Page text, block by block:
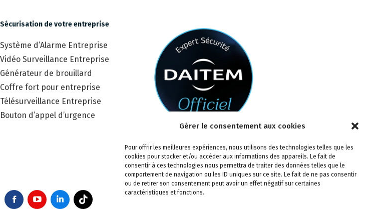
Gérer le consentement aux cookies
Pour offrir les meilleures expériences, nous utilisons des technologies telles que les
cookies pour stocker et/ou accéder aux informations des appareils. Le fait de
consentir à ces technologies nous permettra de traiter des données telles que le
comportement de navigation ou les ID uniques sur ce site. Le fait de ne pas consentir
ou de retirer son consentement peut avoir un effet négatif sur certaines
caractéristiques et fonctions.
Sécurisation de votre entreprise
Système d’Alarme Entreprise
Vidéo Surveillance Entreprise
Générateur de brouillard
Coffre fort pour entreprise
Télésurveillance Entreprise
Bouton d’appel d’urgence